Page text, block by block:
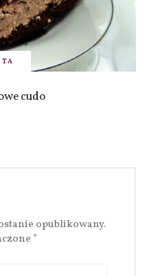
cudo
opublikowany.
*